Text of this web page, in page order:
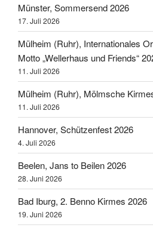
Münster, Sommersend 2026
17. Juli 2026
Mülheim (Ruhr), Internationales
Motto „Wellerhaus und Friends“
11. Juli 2026
Mülheim (Ruhr), Mölmsche
11. Juli 2026
Hannover, Schützenfest 2026
4. Juli 2026
Beelen, Jans to Beilen 2026
28. Juni 2026
Bad Iburg, 2. Benno Kirmes 2026
19. Juni 2026